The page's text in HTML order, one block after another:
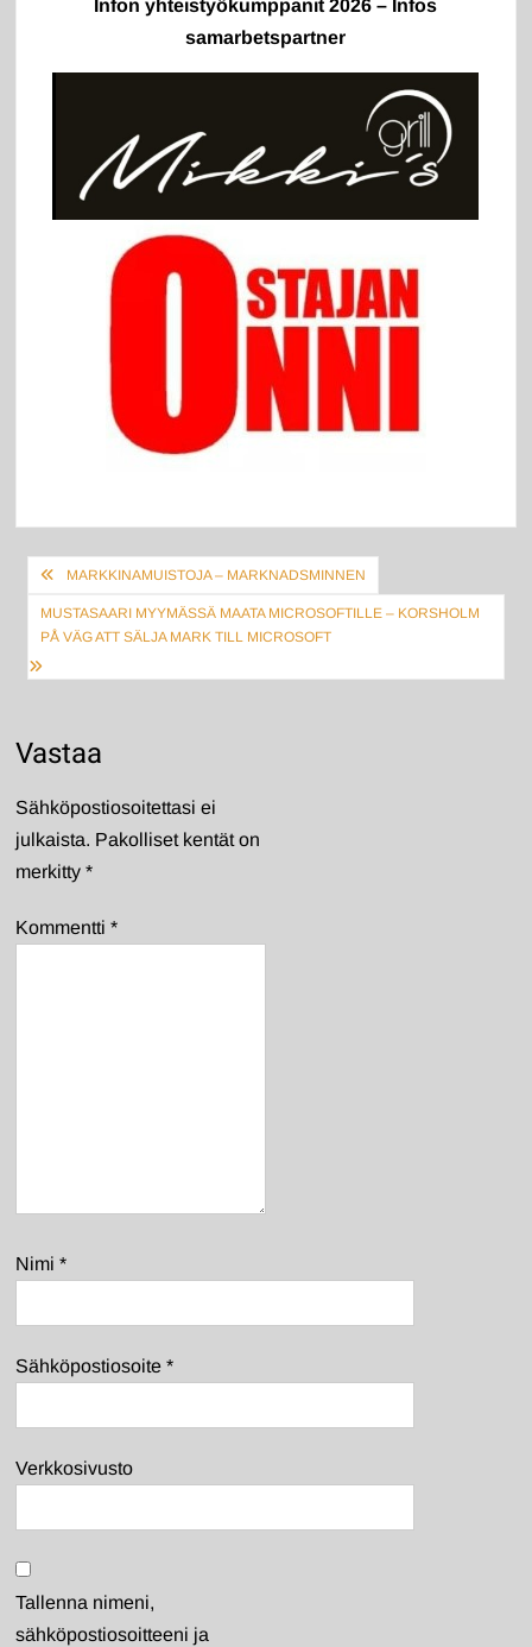
Infon yhteistyökumppanit 2026 – Infos
samarbetspartner
Artikkelien
selaus
MARKKINAMUISTOJA – MARKNADSMINNEN
MUSTASAARI MYYMÄSSÄ MAATA MICROSOFTILLE – KORSHOLM
PÅ VÄG ATT SÄLJA MARK TILL MICROSOFT
Vastaa
Sähköpostiosoitettasi ei
julkaista. Pakolliset kentät on
merkitty*
Kommentti*
Nimi*
Sähköpostiosoite*
Verkkosivusto
Tallenna nimeni,
sähköpostiosoitteeni ja